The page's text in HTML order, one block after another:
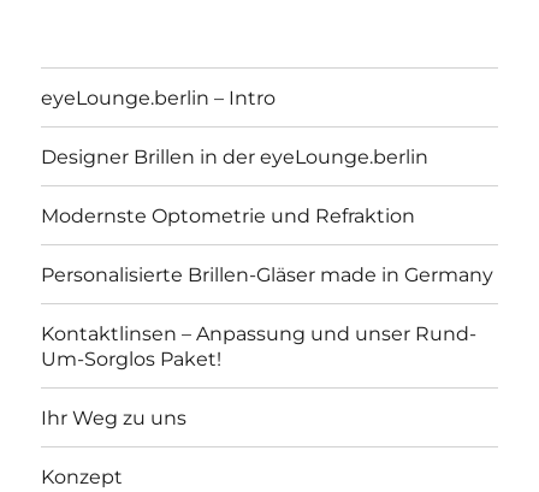
eyeLounge.berlin
eyeLounge.berlin – Intro
Designer Brillen in der eyeLounge.berlin
Modernste Optometrie und Refraktion
Personalisierte Brillen-Gläser made in Germany
Kontaktlinsen – Anpassung und unser Rund-
Um-Sorglos Paket!
Ihr Weg zu uns
Konzept